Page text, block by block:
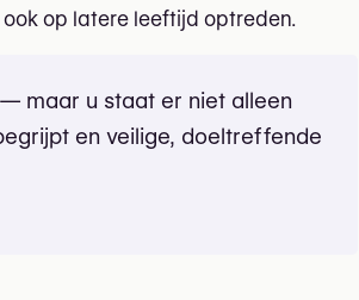
op latere leeftijd optreden.
maar u staat er niet alleen
en veilige, doeltreffende